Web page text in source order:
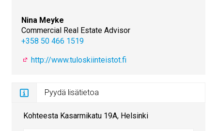
Nina Meyke
Commercial Real Estate Advisor
+358 50 466 1519
http://www.tuloskiinteistot.fi
Pyydä lisätietoa
Kohteesta Kasarmikatu 19A, Helsinki